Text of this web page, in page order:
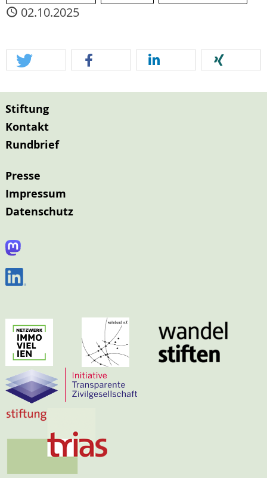
02.10.2025
Stiftung
Kontakt
Rundbrief
Presse
Impressum
Datenschutz